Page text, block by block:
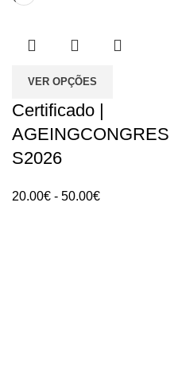
VER OPÇÕES
Certificado |
AGEINGCONGRES
S2026
20.00€ - 50.00€Intervalo